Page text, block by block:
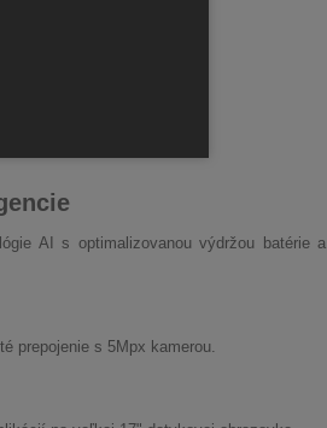
AI s optimalizovanou výdržou batérie a
prepojenie s 5Mpx kamerou.